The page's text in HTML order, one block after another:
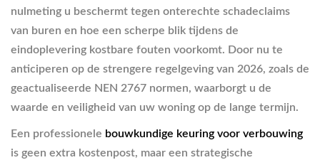
nulmeting u beschermt tegen onterechte schadeclaims
van buren en hoe een scherpe blik tijdens de
eindoplevering kostbare fouten voorkomt. Door nu te
anticiperen op de strengere regelgeving van 2026, zoals de
geactualiseerde NEN 2767 normen, waarborgt u de
waarde en veiligheid van uw woning op de lange termijn.
Een professionele bouwkundige keuring voor verbouwing
is geen extra kostenpost, maar een strategische